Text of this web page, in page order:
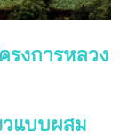
งการหลวง
วแบบผสม